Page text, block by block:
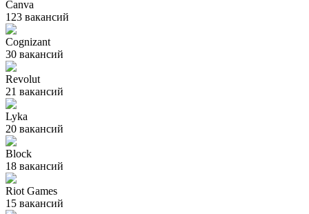
Canva
123 вакансий
Cognizant
30 вакансий
Revolut
21 вакансий
Lyka
20 вакансий
Block
18 вакансий
Riot Games
15 вакансий